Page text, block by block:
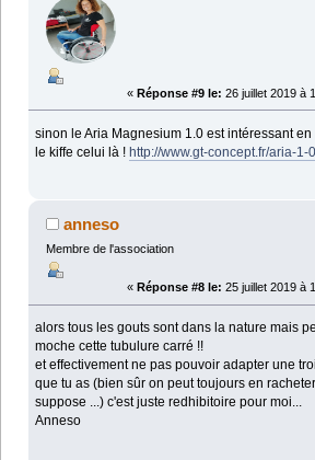
« Réponse #9 le: 26 juillet 2019 à
sinon le Aria Magnesium 1.0 est intéressant
le kiffe celui là !http://www.gt-concept.fr/aria-1-
anneso
Membre de l'association
« Réponse #8 le: 25 juillet 2019 à
alors tous les gouts sont dans la nature mais
moche cette tubulure carré !!
et effectivement ne pas pouvoir adapter une
que tu as (bien sûr on peut toujours en
suppose ...) c'est juste redhibitoire pour moi...
Anneso